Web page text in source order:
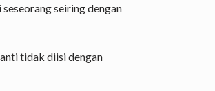
seiring dengan
tidak diisi dengan